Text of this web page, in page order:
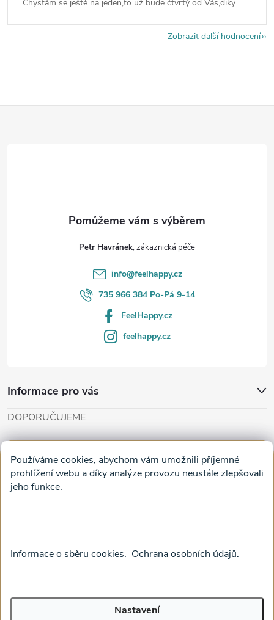
Používáme cookies, abychom vám umožnili příjemné
prohlížení webu a díky analýze provozu neustále zlepšovali
jeho funkce.
Informace o sběru cookies. Ochrana osobních údajů.
Nastavení
Chystám se ještě na jeden,to už bude čtvrtý od Vás,diky...
Zobrazit další hodnocení
Petr Havránek
info@feelhappy.cz
735 966 384 Po-Pá 9-14
FeelHappy.cz
feelhappy.cz
Informace pro vás
DOPORUČUJEME
Obrazy na plátně na zeď a stěnu do obýváku
Facebook